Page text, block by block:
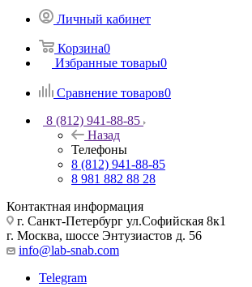
Личный кабинет
Корзина0
Избранные товары0
Сравнение товаров0
8 (812) 941-88-85
Назад
Телефоны
8 (812) 941-88-85
8 981 882 88 28
Контактная информация
г. Санкт-Петербург ул.Софийская 8к1
г. Москва, шоссе Энтузиастов д. 56
info@lab-snab.com
Telegram